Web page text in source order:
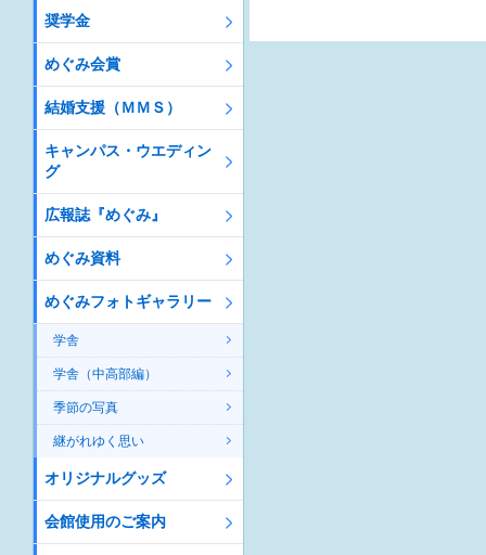
奨学金
めぐみ会賞
結婚支援（ＭＭＳ）
キャンパス・ウエディン
グ
広報誌『めぐみ』
めぐみ資料
めぐみフォトギャラリー
学舎
学舎（中高部編）
季節の写真
継がれゆく思い
オリジナルグッズ
会館使用のご案内